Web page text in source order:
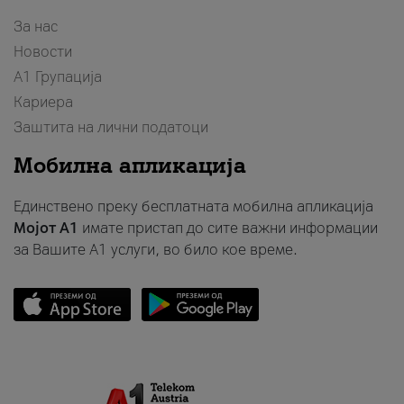
За нас
Новости
А1 Групација
Кариера
Заштита на лични податоци
Мобилна апликација
Единствено преку бесплатната мобилна апликација
Мојот A1 имате пристап до сите важни информации
за Вашите A1 услуги, во било кое време.